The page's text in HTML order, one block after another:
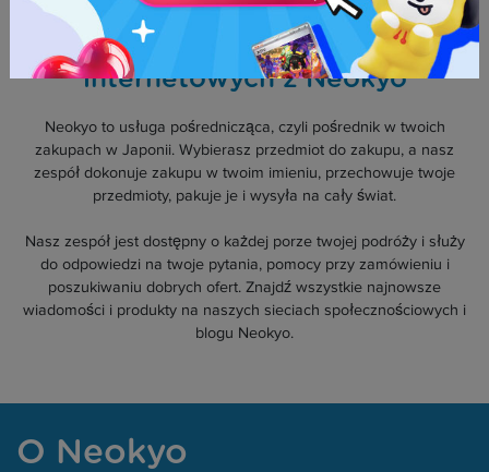
Zakupy w japońskich sklepach
internetowych z Neokyo
Neokyo to usługa pośrednicząca, czyli pośrednik w twoich
zakupach w Japonii. Wybierasz przedmiot do zakupu, a nasz
zespół dokonuje zakupu w twoim imieniu, przechowuje twoje
przedmioty, pakuje je i wysyła na cały świat.
Nasz zespół jest dostępny o każdej porze twojej podróży i służy
do odpowiedzi na twoje pytania, pomocy przy zamówieniu i
poszukiwaniu dobrych ofert. Znajdź wszystkie najnowsze
wiadomości i produkty na naszych sieciach społecznościowych i
blogu Neokyo.
O Neokyo